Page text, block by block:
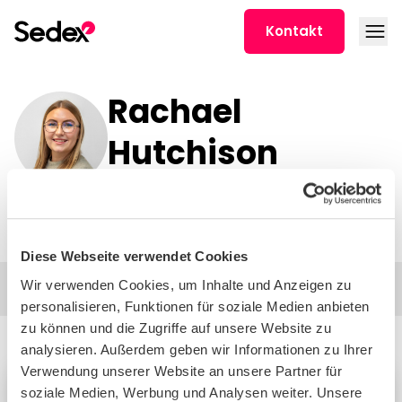
Diese Webseite verwendet Cookies
Wir verwenden Cookies, um Inhalte und Anzeigen zu
personalisieren, Funktionen für soziale Medien anbieten
zu können und die Zugriffe auf unsere Website zu
analysieren. Außerdem geben wir Informationen zu Ihrer
Verwendung unserer Website an unsere Partner für
soziale Medien, Werbung und Analysen weiter. Unsere
Kontakt
Rachael
Hutchison
Filter